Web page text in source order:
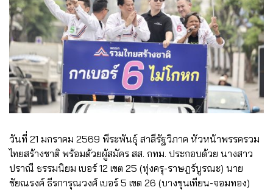
วันที่ 21 มกราคม 2569 พีระพันธุ์ สาลีรัฐวิภาค หัวหน้าพรรครวม
ไทยสร้างชาติ พร้อมด้วยผู้สมัคร สส. กทม. ประกอบด้วย นางสาว
ปราณี ธรรมนิยม เบอร์ 12 เขต 25 (ทุ่งครุ-ราษฎร์บูรณะ) นาย
ชัยณรงค์ ธีรการุณวงศ์ เบอร์ 5 เขต 26 (บางขุนเทียน-จอมทอง)